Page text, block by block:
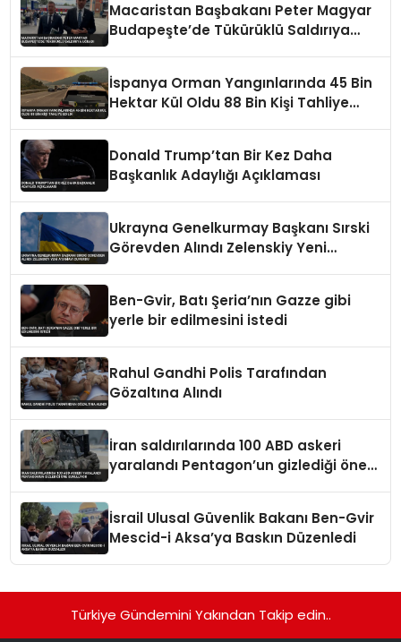
Macaristan Başbakanı Peter Magyar
Budapeşte’de Tükürüklü Saldırıya
İspanya Orman Yangınlarında 45 Bin
Hektar Kül Oldu 88 Bin Kişi Tahliye
Donald Trump’tan Bir Kez Daha
Başkanlık Adaylığı Açıklaması
Ukrayna Genelkurmay Başkanı Sırski
Görevden Alındı Zelenskiy Yeni
Ben-Gvir, Batı Şeria’nın Gazze gibi
yerle bir edilmesini istedi
Rahul Gandhi Polis Tarafından
Gözaltına Alındı
İran saldırılarında 100 ABD askeri
yaralandı Pentagon’un gizlediği öne
İsrail Ulusal Güvenlik Bakanı Ben-Gvir
Mescid-i Aksa’ya Baskın Düzenledi
Türkiye Gündemini Yakından Takip edin..